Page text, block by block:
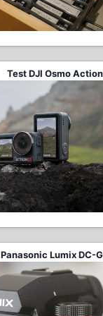
Test DJI Osmo
Panasonic Lumix DC-